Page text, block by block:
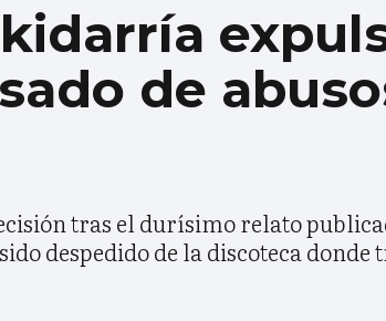
de
tras el durísimo relato
despedido de la discoteca donde